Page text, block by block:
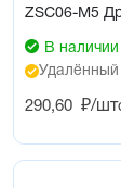
ZSC06-M5
В
290,60 ₽/шт